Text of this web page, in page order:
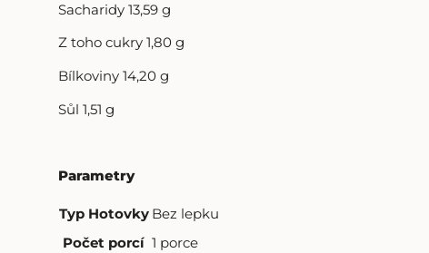
Sacharidy 13,59 g
Z toho cukry 1,80 g
Bílkoviny 14,20 g
Sůl 1,51 g
Parametry
Typ Hotovky Bez lepku
Počet porcí 1 porce